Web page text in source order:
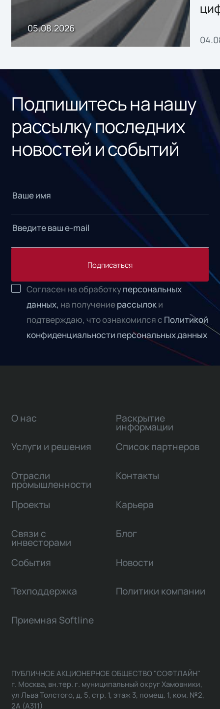
05.08.2026
Подпишитесь на нашу
рассылку последних
новостей и событий
Подписаться
Согласен на обработкуперсональных
данных, на получениерассылоки
подтверждаю, что ознакомился с Политикой
конфиденциальности персональных данных
О нас
Услуги и решения
Отрасли
промышленности
Проекты
Связи с
инвесторами
Раскрытие
информации
Список партнеров
Контакты
Карьера
Блог
События Новости
Техподдержка Политики компании
Приемная Softline
ПУБЛИЧНОЕ АКЦИОНЕРНОЕ ОБЩЕСТВО "СОФТЛАЙН"
г. Москва, вн.тер. г. муниципальный округ Хамовники,
ул Льва Толстого, д. 5, стр. 1, этаж 3, помещ. 1, ком. №2,
2А (А311)